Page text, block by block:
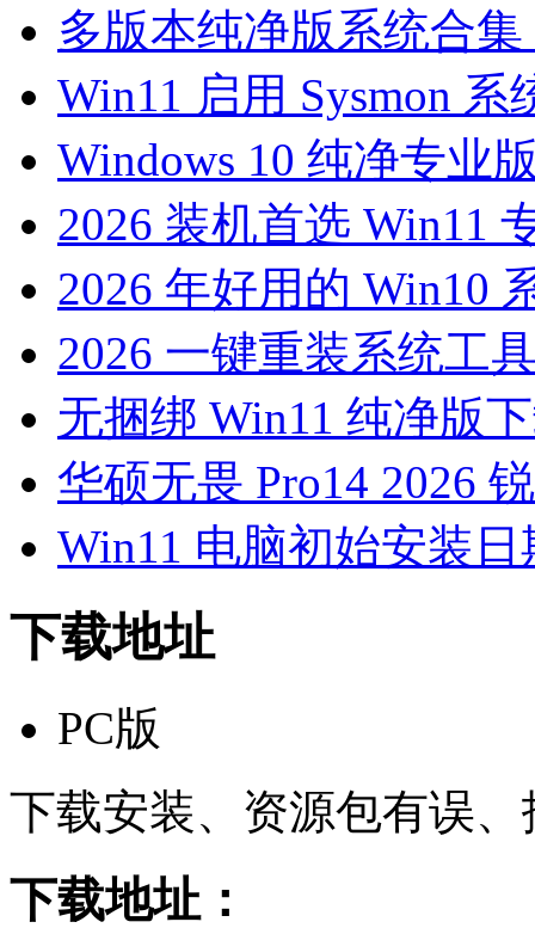
多版本纯净版系统合
Win11 启用 Sysmon
Windows 10 纯净专业
2026 装机首选 Win11
2026 年好用的 Win10
2026 一键重装系统工
无捆绑 Win11 纯净版
华硕无畏 Pro14 2026
Win11 电脑初始安装
下载地址
PC版
下载安装、资源包有误
下载地址：